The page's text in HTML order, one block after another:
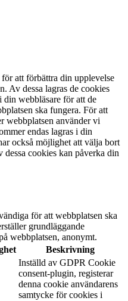
att förbättra din upplevelse
Av dessa lagras de cookies
din webbläsare för att de
ska fungera. För att
webbplatsen använder vi
endas lagras i din
också möjlighet att välja bort
dessa cookies kan påverka din
för att webbplatsen ska
grundläggande
webbplatsen, anonymt.
Beskrivning
Inställd av GDPR Cookie
consent-plugin, registerar
denna cookie användarens
samtycke för cookies i